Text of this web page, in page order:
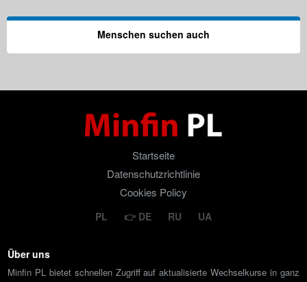
Menschen suchen auch
Startseite
Datenschutzrichtlinie
Cookies Policy
PL DE RU UA
Über uns
Minfin PL bietet schnellen Zugriff auf aktualisierte Wechselkurse in ganz